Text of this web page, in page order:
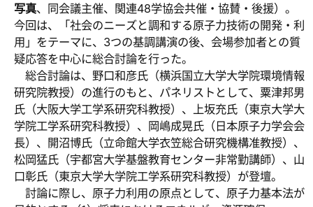
写真、同会議主催、関連48学協会共催・協賛・後援）。
今回は、「社会のニーズと調和する原子力技術の開発・利
用」をテーマに、3つの基調講演の後、会場参加者との質
疑応答を中心に総合討論を行った。
総合討論は、野口和彦氏（横浜国立大学大学院環境情報
研究院教授）の進行のもと、パネリストとして、粟津邦男
氏（大阪大学工学系研究科教授）、上坂充氏（東京大学大
学院工学系研究科教授）、岡嶋成晃氏（日本原子力学会会
長）、開沼博氏（立命館大学衣笠総合研究機構准教授）、
松岡猛氏（宇都宮大学基盤教育センター非常勤講師）、山
口彰氏（東京大学大学院工学系研究科教授）が登壇。
討論に際し、原子力利用の原点として、原子力基本法が